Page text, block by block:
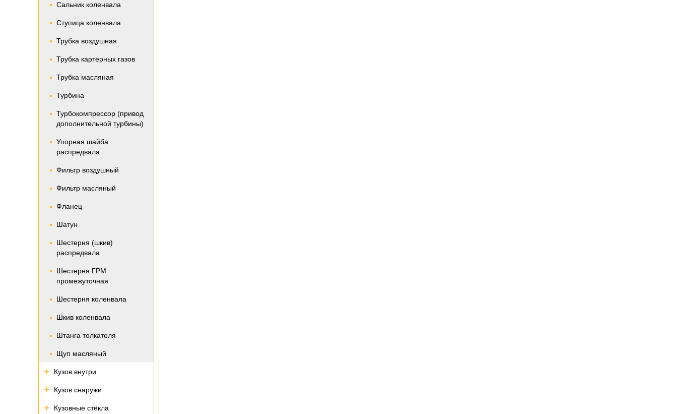
Сальник коленвала
Ступица коленвала
Трубка воздушная
Трубка картерных газов
Трубка масляная
Турбина
Турбокомпрессор (привод
дополнительной турбины)
Упорная шайба
распредвала
Фильтр воздушный
Фильтр масляный
Фланец
Шатун
Шестерня (шкив)
распредвала
Шестерня ГРМ
промежуточная
Шестерня коленвала
Шкив коленвала
Штанга толкателя
Щуп масляный
Кузов внутри
Кузов снаружи
Кузовные стёкла